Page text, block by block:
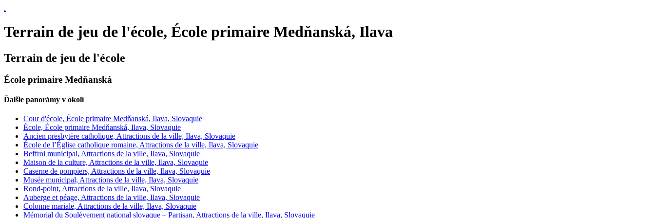
.
Terrain de jeu de l'école, École primaire Medňanská, Ilava
Terrain de jeu de l'école
École primaire Medňanská
Ďalšie panorámy v okolí
Cour d'école, École primaire Medňanská, Ilava, Slovaquie
École, École primaire Medňanská, Ilava, Slovaquie
Ancien presbytère catholique, Attractions de la ville, Ilava, Slovaquie
École de l’Église catholique romaine, Attractions de la ville, Ilava, Slovaquie
Beffroi municipal, Attractions de la ville, Ilava, Slovaquie
Maison de la culture, Attractions de la ville, Ilava, Slovaquie
Caserne de pompiers, Attractions de la ville, Ilava, Slovaquie
Musée municipal, Attractions de la ville, Ilava, Slovaquie
Rond-point, Attractions de la ville, Ilava, Slovaquie
Auberge et péage, Attractions de la ville, Ilava, Slovaquie
Colonne mariale, Attractions de la ville, Ilava, Slovaquie
Mémorial du Soulèvement national slovaque – Partisan, Attractions de la ville, Ilava, Slovaquie